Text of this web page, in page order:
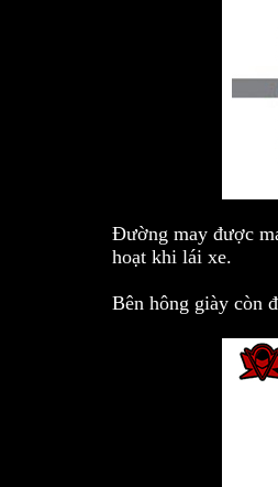
Đường may được
hoạt khi lái xe.
Bên hông giày còn